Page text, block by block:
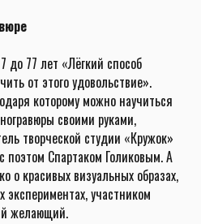
до 77 лет «Лёгкий способ
от этого удовольствие».
которому можно научиться
своими руками,
творческой студии «Кружок»
поэтом Спартаком Голиковым. А
о красивых визуальных образах,
участником
желающий.